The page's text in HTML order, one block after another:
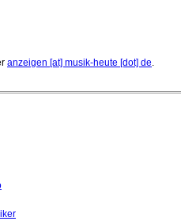
anzeigen [at] musik-heute [dot] de